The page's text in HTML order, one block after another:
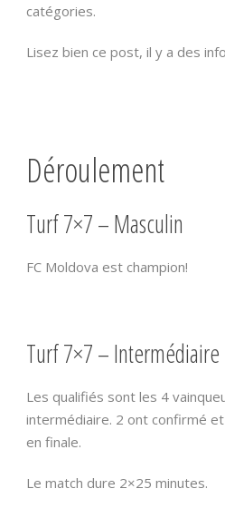
catégories.
Lisez bien ce post, il y a des
Déroulement
Turf 7×7 – Masculin
FC Moldova est champion!
Turf 7×7 – Intermédiaire
Les qualifiés sont les 4
intermédiaire. 2 ont confirmé
en finale.
Le match dure 2×25 minutes.